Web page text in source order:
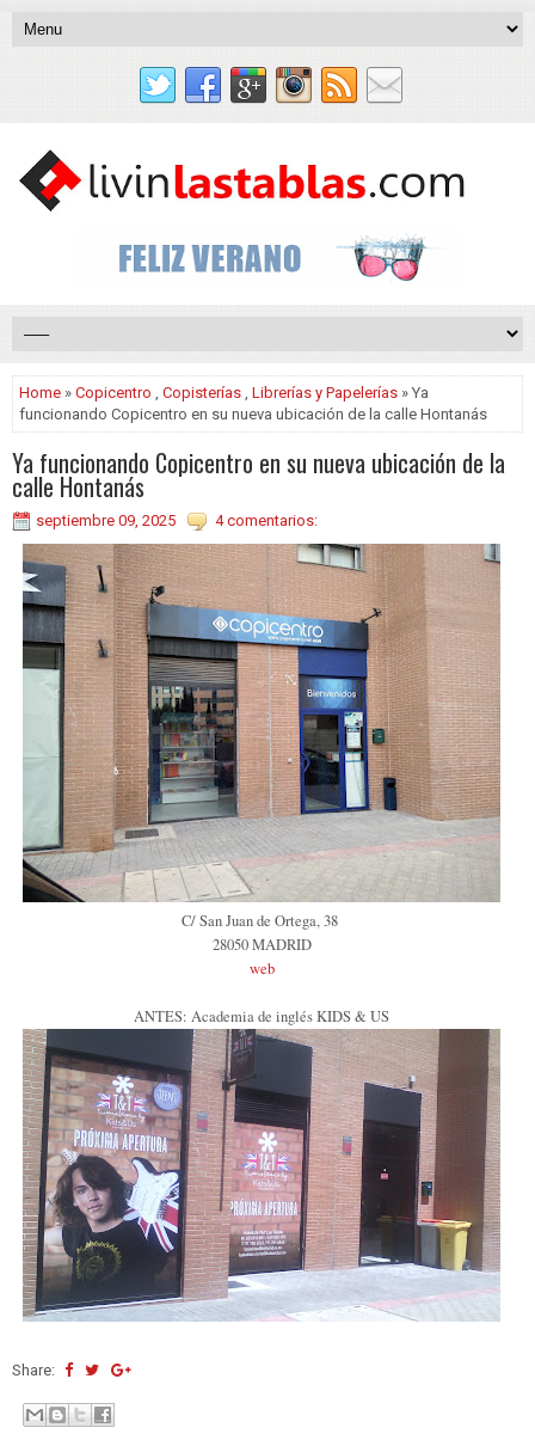
Home » Copicentro , Copisterías , Librerías y Papelerías » Ya
funcionando Copicentro en su nueva ubicación de la calle Hontanás
Ya funcionando Copicentro en su nueva ubicación de la
calle Hontanás
septiembre 09, 2025 4 comentarios:
C/ San Juan de Ortega, 38
28050 MADRID
web
ANTES: Academia de inglés KIDS & US
Share: